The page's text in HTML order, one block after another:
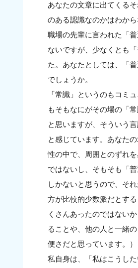
あなたの文章に出てくる
のある認識なのかはわか
職場の先輩に言われた「
ないですが、少なくとも
た。あなたとしては、「
でしょうか。
「常識」というのもコミ
もそもなにがその場の「
と思いますが、そういう
と感じています。あなた
性の中で、周囲とのずれ
ではないし、そもそも「
しかないと思うので、そ
方が比較的少数派だとす
くさんあったのではない
ることや、他の人と一緒
便さだと思っています。）
私自身は、「私はこうし